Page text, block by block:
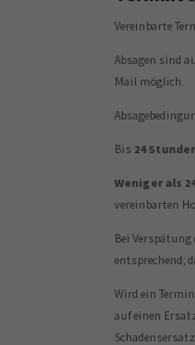
Vereinbarte
Absagen sind
Mail möglich.
Bis 24
Weniger als
vereinbarten
Bei
entsprechend;
Wird ein
auf einen